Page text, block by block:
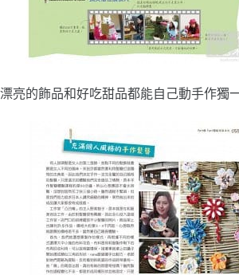
漂亮的飾品和好吃甜品都能自己動手作獨